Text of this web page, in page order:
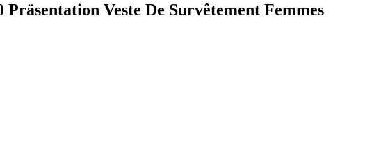
Veste De Survêtement Femmes